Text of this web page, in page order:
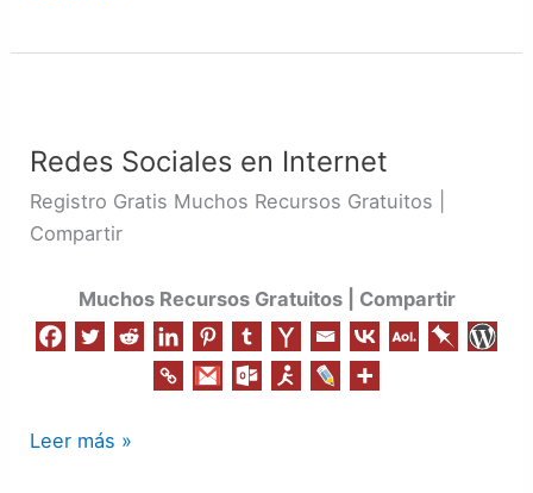
Redes Sociales en Internet
Registro Gratis Muchos Recursos Gratuitos |
Compartir
Muchos Recursos Gratuitos | Compartir
en
Internet
Leer más »